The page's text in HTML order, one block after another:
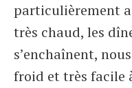
particulièrement
très chaud, les
s’enchaînent,
froid et très facile